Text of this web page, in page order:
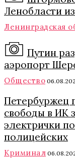
Ленобласти
Ленинградская
Путин
аэропорт
Общество
Петербуржец
свободы в ИК
электрички
полицейских
Криминал